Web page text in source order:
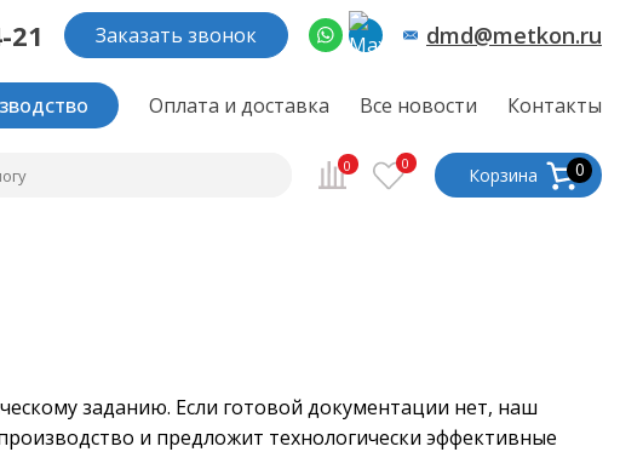
21 Заказать звонок dmd@metkon.ru
Оплата и доставка Все новости Контакты
0 0 Корзина 0
заданию. Если готовой документации нет, наш
и предложит технологически эффективные